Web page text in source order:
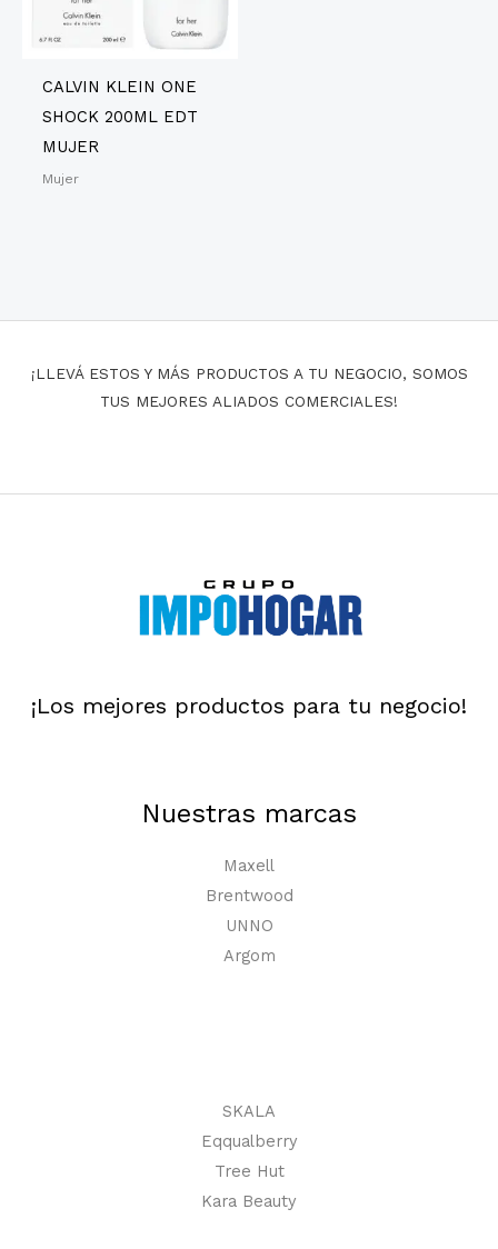
CALVIN KLEIN ONE
SHOCK 200ML EDT
MUJER
Mujer
¡LLEVÁ ESTOS Y MÁS PRODUCTOS A TU NEGOCIO, SOMOS
TUS MEJORES ALIADOS COMERCIALES!
¡Los mejores productos para tu negocio!
Nuestras marcas
Maxell
Brentwood
UNNO
Argom
SKALA
Eqqualberry
Tree Hut
Kara Beauty